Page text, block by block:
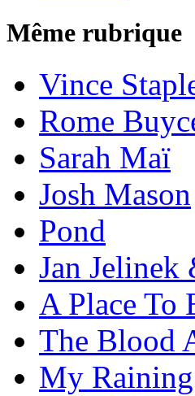
Même rubrique
Vince
Rome
Sarah Maï
Josh Mason
Pond
Jan Jelinek
A Place To
The Blood
My